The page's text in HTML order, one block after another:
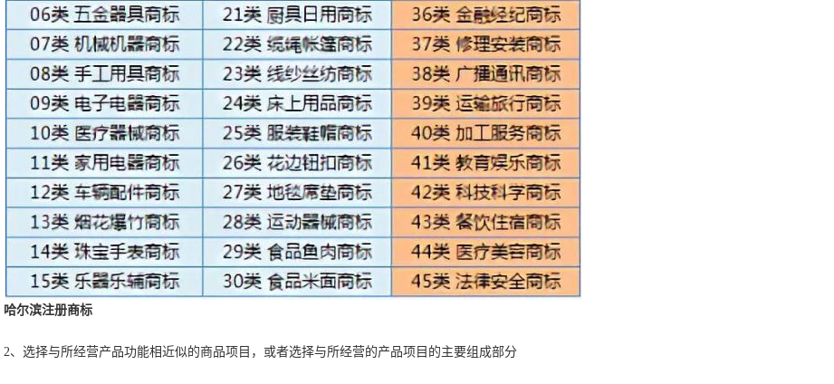
哈尔滨注册商标
2、选择与所经营产品功能相近似的商品项目，或者选择与所经营的产品项目的主要组成部分